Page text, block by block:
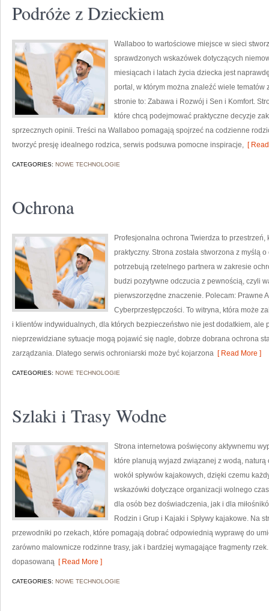
Podróże z Dzieckiem
Wallaboo to wartościowe miejsce w sieci
sprawdzonych wskazówek dotyczących
miesiącach i latach życia dziecka jest
portal, w którym można znaleźć wiele
stronie to: Zabawa i Rozwój i Sen i Komfort.
które chcą podejmować praktyczne decyzje
sprzecznych opinii. Treści na Wallaboo pomagają spojrzeć na codzienne
tworzyć presję idealnego rodzica, serwis podsuwa pomocne inspiracje, [
CATEGORIES: NOWE TECHNOLOGIE
Ochrona
Profesjonalna ochrona Twierdza to
praktyczny. Strona została stworzona z myślą
potrzebują rzetelnego partnera w zakresie
budzi pozytywne odczucia z pewnością, czyli
pierwszorzędne znaczenie. Polecam: Prawne
Cyberprzestępczości. To witryna, która może
i klientów indywidualnych, dla których bezpieczeństwo nie jest dodatkiem, ale
nieprzewidziane sytuacje mogą pojawić się nagle, dobrze dobrana ochrona
zarządzania. Dlatego serwis ochroniarski może być kojarzona [ Read More ]
CATEGORIES: NOWE TECHNOLOGIE
Szlaki i Trasy Wodne
Strona internetowa poświęcony aktywnemu
które planują wyjazd związanej z wodą,
wokół spływów kajakowych, dzięki czemu
wskazówki dotyczące organizacji wolnego
dla osób bez doświadczenia, jak i dla
Rodzin i Grup i Kajaki i Spływy kajakowe. Na
przewodniki po rzekach, które pomagają dobrać odpowiednią wyprawę do
zarówno malownicze rodzinne trasy, jak i bardziej wymagające fragmenty
dopasowaną [ Read More ]
CATEGORIES: NOWE TECHNOLOGIE